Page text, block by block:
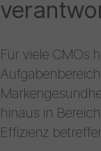
Für viele CMOs
hinaus in
Effizienz